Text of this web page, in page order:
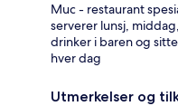
Muc - restaurant
serverer lunsj,
drinker i baren og
hver dag
Utmerkelser og